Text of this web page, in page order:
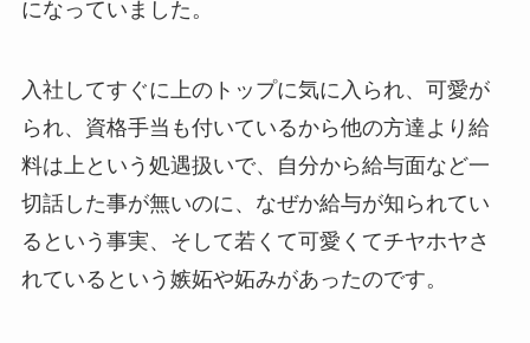
になっていました。
入社してすぐに上のトップに気に入られ、可愛が
られ、資格手当も付いているから他の方達より給
料は上という処遇扱いで、自分から給与面など一
切話した事が無いのに、なぜか給与が知られてい
るという事実、そして若くて可愛くてチヤホヤさ
れているという嫉妬や妬みがあったのです。